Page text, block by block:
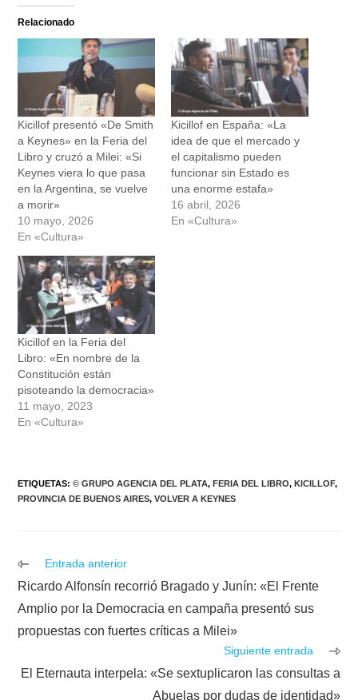
Relacionado
Kicillof presentó «De Smith
a Keynes» en la Feria del
Libro y cruzó a Milei: «Si
Keynes viera lo que pasa
en la Argentina, se vuelve
a morir»
10 mayo, 2026
En «Cultura»
Kicillof en España: «La
idea de que el mercado y
el capitalismo pueden
funcionar sin Estado es
una enorme estafa»
16 abril, 2026
En «Cultura»
Kicillof en la Feria del
Libro: «En nombre de la
Constitución están
pisoteando la democracia»
11 mayo, 2023
En «Cultura»
ETIQUETAS:© GRUPO AGENCIA DEL PLATA, FERIA DEL LIBRO, KICILLOF,
PROVINCIA DE BUENOS AIRES, VOLVER A KEYNES
Leer
artículos
Entrada anterior
Ricardo Alfonsín recorrió Bragado y Junín: «El Frente
Amplio por la Democracia en campaña presentó sus
propuestas con fuertes críticas a Milei»
Siguiente entrada
El Eternauta interpela: «Se sextuplicaron las consultas a
Abuelas por dudas de identidad»